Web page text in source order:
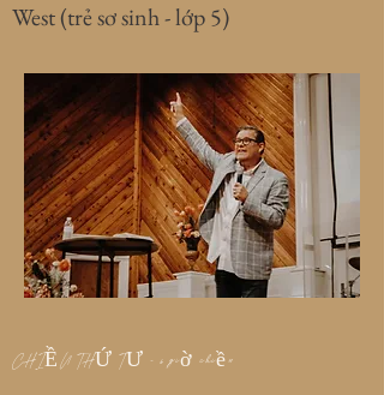
West (trẻ sơ sinh - lớp 5)
CHIỀU THỨ TƯ - 6 giờ chiều